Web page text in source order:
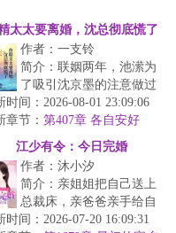
太太要离婚，沈总彻底慌了
作者：一支铃
简介：联姻两年，池潆为
了吸引沈京墨的注意做过
很多事。&lt;br/&gt;然而
得到他最多的一句回应就
是：别作...
时间：2026-08-01 23:09:06
章节： 第407章 各自安好
江少有令：今日完婚
作者：沐小汐
简介：亲姐姐把自己送上
总裁床，亲爸爸亲手给自
己下了药。从此我六亲不
时间：2026-07-20 16:09:31